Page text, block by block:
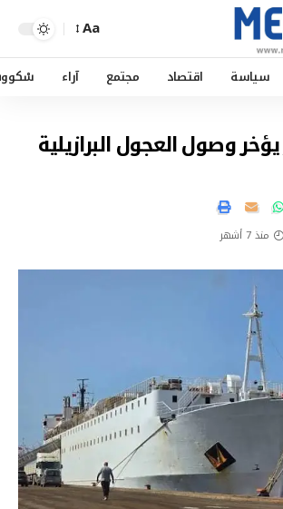
Aa
سياسة اقتصاد مجتمع آراء
وصول العجول البرازيلية
منذ 7 أشهر